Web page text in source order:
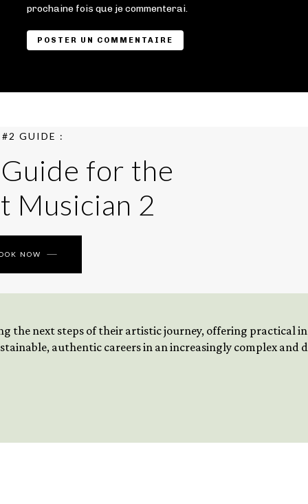
prochaine fois que je commenterai.
GUIDE :
for the
Musician 2
NOW
the next steps of their artistic journey, offering practical
authentic careers in an increasingly complex and